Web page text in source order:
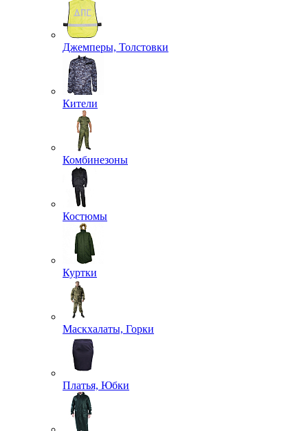
Джемперы, Толстовки
Кители
Комбинезоны
Костюмы
Куртки
Маскхалаты, Горки
Платья, Юбки